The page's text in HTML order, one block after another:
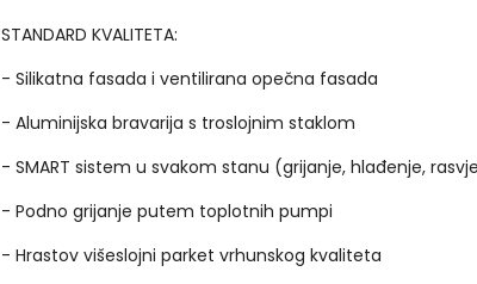
STANDARD KVALITETA:
- Silikatna fasada i ventilirana opečna fasada
- Aluminijska bravarija s troslojnim staklom
- SMART sistem u svakom stanu (grijanje, hlađenje,
- Podno grijanje putem toplotnih pumpi
- Hrastov višeslojni parket vrhunskog kvaliteta